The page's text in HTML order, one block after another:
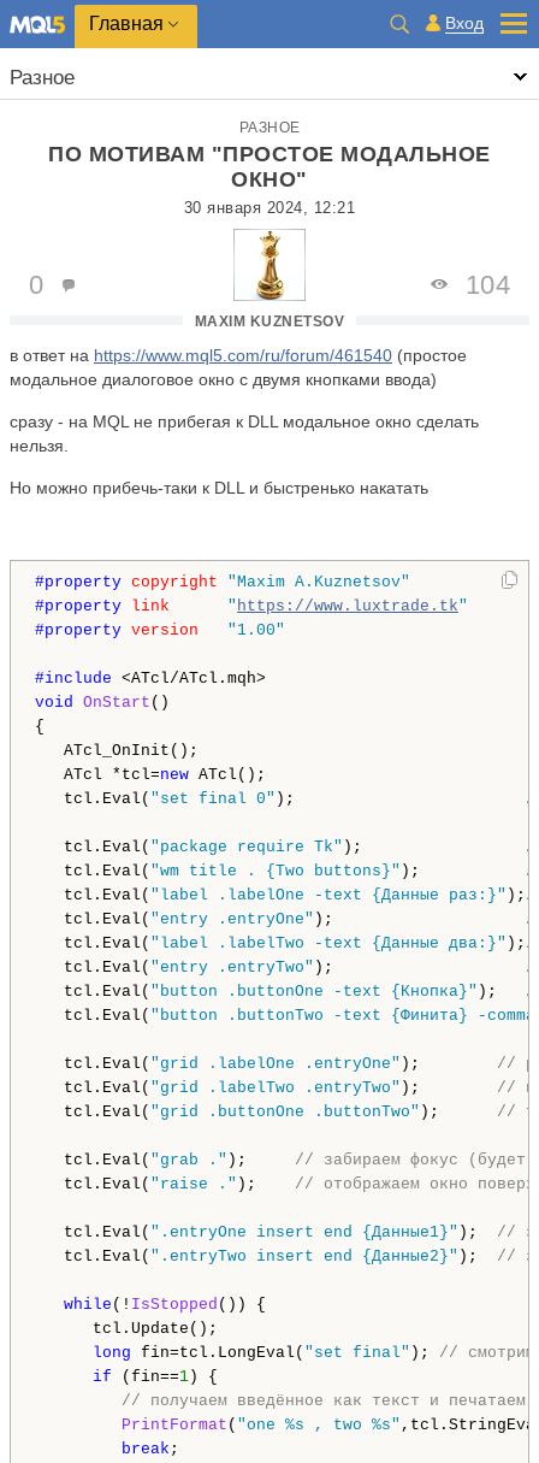
Главная Вход
Разное
РАЗНОЕ
ПО МОТИВАМ "ПРОСТОЕ МОДАЛЬНОЕ
ОКНО"
30 января 2024, 12:21
MAXIM KUZNETSOV
0 104
в ответ на https://www.mql5.com/ru/forum/461540 (простое
модальное диалоговое окно с двумя кнопками ввода)
сразу - на MQL не прибегая к DLL модальное окно сделать
нельзя.
Но можно прибечь-таки к DLL и быстренько накатать
#property copyright
"Maxim A.Kuznetsov"
#property link " https://www.luxtrade.tk"
#property version "1.00"
#include
void OnStart ()
{
ATcl_OnInit();
ATcl *tcl=new ATcl();
tcl.Eval( "set final 0" );
tcl.Eval( "package require Tk" );
tcl.Eval( "wm title . {Two buttons}" );
tcl.Eval( "label .labelOne -text {Данные раз:}" );
tcl.Eval( "entry .entryOne" );
tcl.Eval( "label .labelTwo -text {Данные два:}" );
tcl.Eval( "entry .entryTwo" );
tcl.Eval( "button .buttonOne -text {Кнопка}" );
tcl.Eval( "button .buttonTwo -text {Финита} -
tcl.Eval( "grid .labelOne .entryOne" ); //
tcl.Eval( "grid .labelTwo .entryTwo" ); //
tcl.Eval( "grid .buttonOne .buttonTwo" ); //
tcl.Eval( "grab ." ); // забираем фокус (будет
tcl.Eval( "raise ." ); // отображаем окно поверх
tcl.Eval( ".entryOne insert end {Данные1}" ); //
tcl.Eval( ".entryTwo insert end {Данные2}" ); //
while (! IsStopped ()) {
tcl.Update();
long fin=tcl.LongEval( "set final" ); // смотрим
if (fin==1 ) {
// получаем введённое как текст и печатаем
PrintFormat ( "one %s , two %s"
break ;